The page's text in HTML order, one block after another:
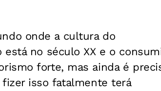
onde a cultura do
no século XX e o
forte, mas ainda é
fizer isso fatalmente terá